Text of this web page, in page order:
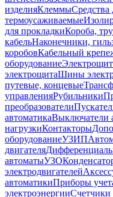
изделияКлеммыСредства
термоусаживаемые
для прокладкиКороба,
кабельНаконечники,
коробовКабельный
оборудование
электрощитаШины
путевые, концевые
управленияРубильники
преобразователи
автоматикаВыключатели
нагрузкиКонтакторы
оборудованиеУЗИП
двигателя
автоматыУЗО
электродвигателей
автоматикиПриборы
электроэнергии